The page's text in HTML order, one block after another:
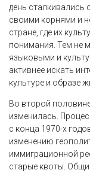
день
своими корнями и
стране, где их
понимания. Тем не
языковыми и
активнее искать
культуре и образе
Во второй
изменилась.
с конца 1970-х
изменению
иммиграционной
старые квоты.